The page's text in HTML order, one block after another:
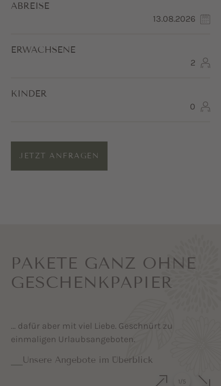
ABREISE
ERWACHSENE
KINDER
JETZT ANFRAGEN
PAKETE GANZ OHNE
GESCHENK­PAPIER
… dafür aber mit viel Liebe. Geschnürt zu
einmaligen Urlaubsangeboten.
Unsere Angebote im Überblick
1/5